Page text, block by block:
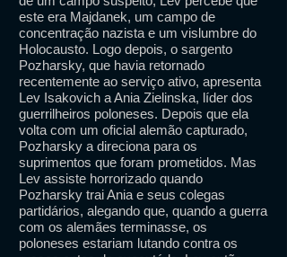
este era Majdanek, um campo de
concentração nazista e um vislumbre do
Holocausto. Logo depois, o sargento
Pozharsky, que havia retornado
recentemente ao serviço ativo, apresenta
Lev Isakovich a Ania Zielinska, líder dos
guerrilheiros poloneses. Depois que ela
volta com um oficial alemão capturado,
Pozharsky a direciona para os
suprimentos que foram prometidos. Mas
Lev assiste horrorizado quando
Pozharsky trai Ania e seus colegas
partidários, alegando que, quando a guerra
com os alemães terminasse, os
poloneses estariam lutando contra os